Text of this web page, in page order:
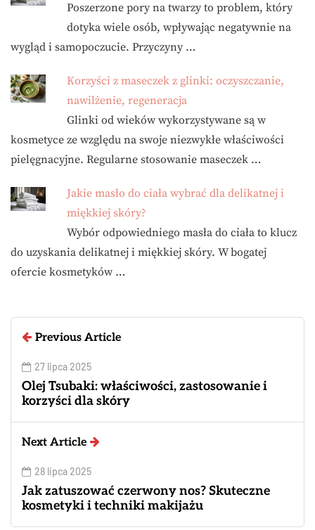
Poszerzone pory na twarzy to problem, który
dotyka wiele osób, wpływając negatywnie na
wygląd i samopoczucie. Przyczyny …
Korzyści z maseczek z glinki: oczyszczanie,
nawilżenie, regeneracja
Glinki od wieków wykorzystywane są w
kosmetyce ze względu na swoje niezwykłe właściwości
pielęgnacyjne. Regularne stosowanie maseczek …
Jakie masło do ciała wybrać dla delikatnej i
miękkiej skóry?
Wybór odpowiedniego masła do ciała to klucz
do uzyskania delikatnej i miękkiej skóry. W bogatej
ofercie kosmetyków …
Previous Article
27 lipca 2025
Olej Tsubaki: właściwości, zastosowanie i
korzyści dla skóry
Next Article
28 lipca 2025
Jak zatuszować czerwony nos? Skuteczne
kosmetyki i techniki makijażu